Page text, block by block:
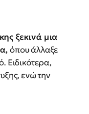
ξεκινά μια
όπου άλλαξε
Ειδικότερα,
ενώ την